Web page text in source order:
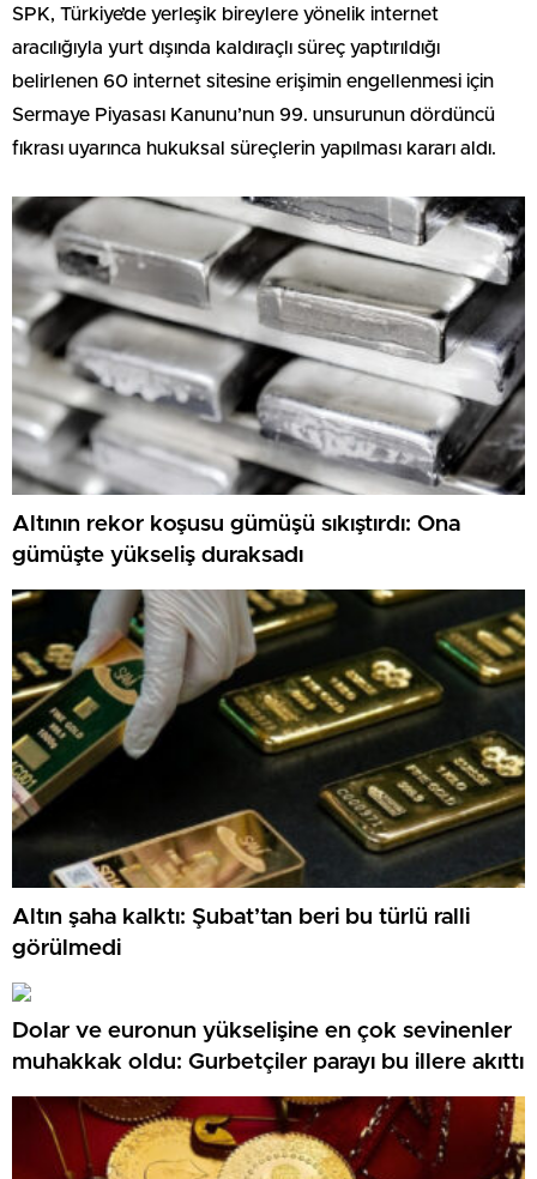
SPK, Türkiye’de yerleşik bireylere yönelik internet
aracılığıyla yurt dışında kaldıraçlı süreç yaptırıldığı
belirlenen 60 internet sitesine erişimin engellenmesi için
Sermaye Piyasası Kanunu’nun 99. unsurunun dördüncü
fıkrası uyarınca hukuksal süreçlerin yapılması kararı aldı.
Altının rekor koşusu gümüşü sıkıştırdı: Ona
gümüşte yükseliş duraksadı
Altın şaha kalktı: Şubat’tan beri bu türlü ralli
görülmedi
Dolar ve euronun yükselişine en çok sevinenler
muhakkak oldu: Gurbetçiler parayı bu illere akıttı